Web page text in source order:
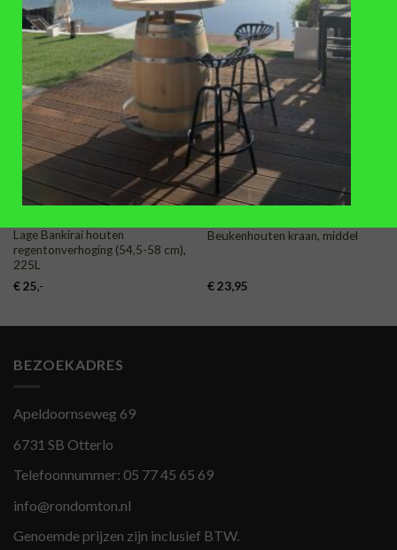
TOEVOEGEN
AAN
VERLANGLIJST
Lage Bankirai houten
regentonverhoging (54,5-58 cm),
225L
€25,-
TOEVOEGEN
AAN
VERLANGLIJST
Beukenhouten kraan, middel
€23,95
BEZOEKADRES
Apeldoornseweg 69
6731 SB Otterlo
Telefoonnummer: 05 77 45 65 69
info@rondomton.nl
Genoemde prijzen zijn inclusief BTW.